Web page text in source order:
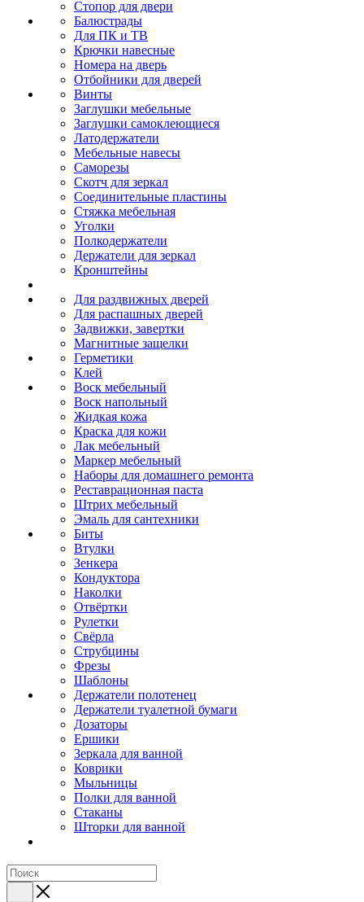
Стопор для двери
Балюстрады
Для ПК и ТВ
Крючки навесные
Номера на дверь
Отбойники для дверей
Винты
Заглушки мебельные
Заглушки самоклеющиеся
Латодержатели
Мебельные навесы
Саморезы
Скотч для зеркал
Соединительные пластины
Стяжка мебельная
Уголки
Полкодержатели
Держатели для зеркал
Кронштейны
Для раздвижных дверей
Для распашных дверей
Задвижки, завертки
Магнитные защелки
Герметики
Клей
Воск мебельный
Воск напольный
Жидкая кожа
Краска для кожи
Лак мебельный
Маркер мебельный
Наборы для домашнего ремонта
Реставрационная паста
Штрих мебельный
Эмаль для сантехники
Биты
Втулки
Зенкера
Кондуктора
Наколки
Отвёртки
Рулетки
Свёрла
Струбцины
Фрезы
Шаблоны
Держатели полотенец
Держатели туалетной бумаги
Дозаторы
Ершики
Зеркала для ванной
Коврики
Мыльницы
Полки для ванной
Стаканы
Шторки для ванной